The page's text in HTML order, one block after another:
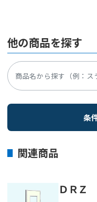
他の商品を探す
条
関連商品
ＤＲＺ